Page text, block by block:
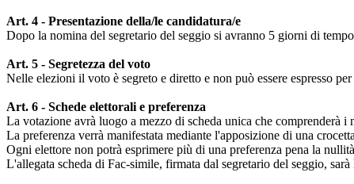
Art. 4 - Presentazione della/le candidatura/e
Dopo la nomina del segretario del seggio si avranno 5 giorni di
Art. 5 - Segretezza del voto
Nelle elezioni il voto è segreto e diretto e non può essere espresso
Art. 6 - Schede elettorali e preferenza
La votazione avrà luogo a mezzo di scheda unica che comprenderà
La preferenza verrà manifestata mediante l'apposizione di una
Ogni elettore non potrà esprimere più di una preferenza pena la
L'allegata scheda di Fac-simile, firmata dal segretario del seggio,